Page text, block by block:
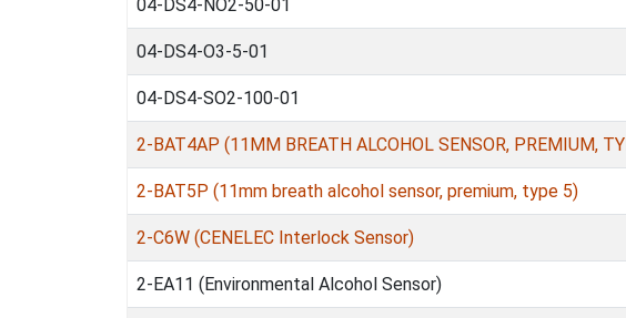
04-DS4-NO2-50-01
04-DS4-O3-5-01
04-DS4-SO2-100-01
2-BAT4AP (11MM BREATH ALCOHOL SENSOR, PREMIUM,
2-BAT5P (11mm breath alcohol sensor, premium, type 5)
2-C6W (CENELEC Interlock Sensor)
2-EA11 (Environmental Alcohol Sensor)